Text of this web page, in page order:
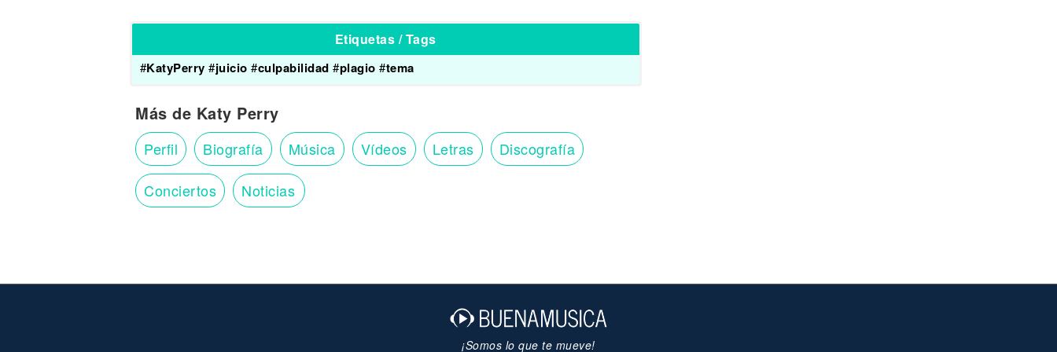
Etiquetas / Tags
#KatyPerry #juicio #culpabilidad #plagio #tema
Más de Katy Perry
Perfil Biografía Música Vídeos Letras Discografía
Conciertos Noticias
¡Somos lo que te mueve!